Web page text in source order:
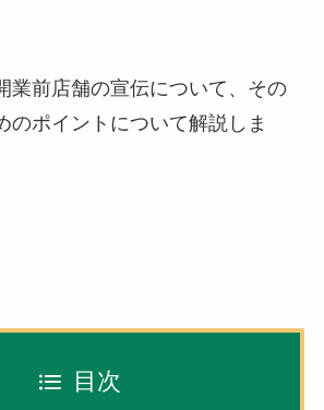
業前店舗の宣伝について、その
のポイントについて解説しま
目次